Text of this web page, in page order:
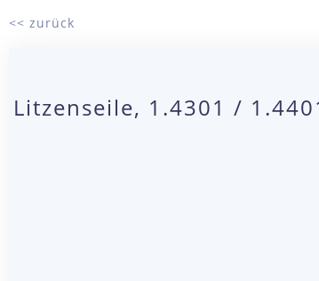
<< zurück
Litzenseile, 1.4301 /